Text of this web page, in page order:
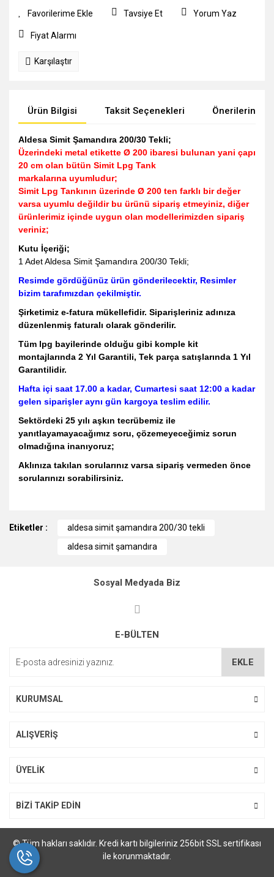
Tavsiye Et Yorum Yaz
Fiyat Alarmı
Karşılaştır
Ürün Bilgisi Taksit Seçenekleri Önerileriniz
Aldesa Simit Şamandıra 200/30 Tekli;
Üzerindeki metal etikette Ø 200 ibaresi bulunan yani çapı
20 cm olan bütün Simit Lpg Tank
markalarına uyumludur;
Simit Lpg Tankının üzerinde Ø 200 ten farklı bir değer
varsa uyumlu değildir bu ürünü sipariş etmeyiniz, diğer
ürünlerimiz içinde uygun olan modellerimizden sipariş
veriniz;
Kutu İçeriği;
1 Adet Aldesa Simit Şamandıra 200/30 Tekli;
Resimde gördüğünüz ürün gönderilecektir, Resimler
bizim tarafımızdan çekilmiştir.
Şirketimiz e-fatura mükellefidir. Siparişleriniz adınıza
düzenlenmiş faturalı olarak gönderilir.
Tüm lpg bayilerinde olduğu gibi komple kit
montajlarında 2 Yıl Garantili, Tek parça satışlarında 1 Yıl
Garantilidir.
Hafta içi saat 17.00 a kadar, Cumartesi saat 12:00 a kadar
gelen siparişler aynı gün kargoya teslim edilir.
Sektördeki 25 yılı aşkın tecrübemiz ile
yanıtlayamayacağımız soru, çözemeyeceğimiz sorun
olmadığına inanıyoruz;
Aklınıza takılan sorularınız varsa sipariş vermeden önce
sorularınızı sorabilirsiniz.
konularda yetersiz gördüğünüz noktaları öneri formunu
Görüş ve önerileriniz için teşekkür ederiz.
Ürün resmi kalitesiz, bozuk veya görüntülenemiyor.
Ürün fiyatı diğer sitelerden daha pahalı.
Bu ürüne benzer farklı alternatifler olmalı.
Etiketler :
aldesa simit şamandıra 200/30 tekli
aldesa simit şamandıra
Sosyal Medyada Biz
E-BÜLTEN
EKLE
KURUMSAL
ALIŞVERİŞ
ÜYELİK
BİZİ TAKİP EDİN
© Tüm hakları saklıdır. Kredi kartı bilgileriniz 256bit SSL sertifikası
ile korunmaktadır.